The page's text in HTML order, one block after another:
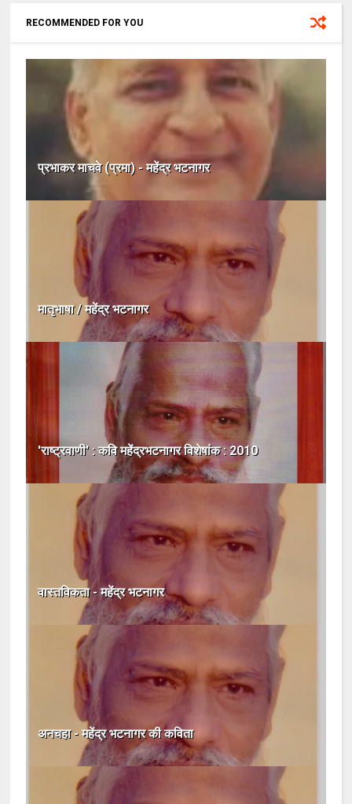
RECOMMENDED FOR YOU
प्रभाकर माचवे (प्रमा) - महेंद्र भटनागर
मातृभाषा / महेंद्र भटनागर
'राष्ट्रवाणी' : कवि महेंद्रभटनागर विशेषांक : 2010
वास्तविकता - महेंद्र भटनागर
अनचहा - महेंद्र भटनागर की कविता